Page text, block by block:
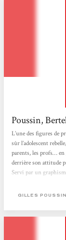
Poussin,
L’une des figures de
sûr l’adolescent
parents, les profs… en
derrière son attitude
Servi par un
emblématiques du
GILLES